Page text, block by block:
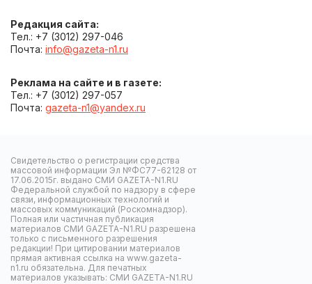
Редакция сайта:
Тел.: +7 (3012) 297-046
Почта: info@gazeta-n1.ru
Реклама на сайте и в газете:
Тел.: +7 (3012) 297-057
Почта: gazeta-n1@yandex.ru
Свидетельство о регистрации средства
массовой информации Эл №ФС77-62128 от
17.06.2015г. выдано СМИ GAZETA-N1.RU
Федеральной службой по надзору в сфере
связи, информационных технологий и
массовых коммуникаций (Роскомнадзор).
Полная или частичная публикация
материалов СМИ GAZETA-N1.RU разрешена
только с письменного разрешения
редакции! При цитировании материалов
прямая активная ссылка на www.gazeta-
n1.ru обязательна. Для печатных
материалов указывать: СМИ GAZETA-N1.RU